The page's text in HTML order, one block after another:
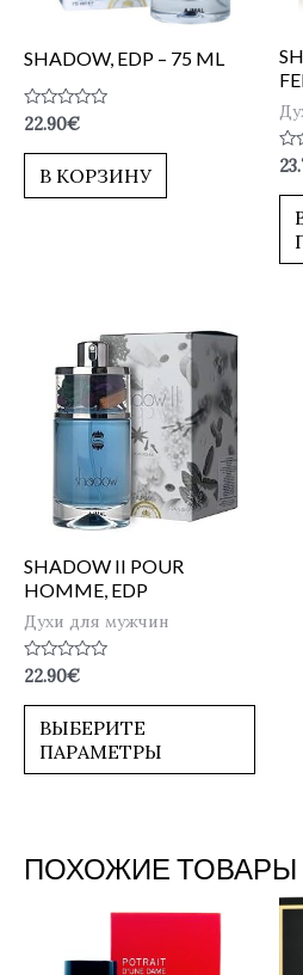
SHADOW, EDP – 75 ML
Оценка
0
из
22.90€
В КОРЗИНУ
0
из
SHADOW II POUR
HOMME, EDP
Духи для мужчин
Оценка
0
из
22.90€
ВЫБЕРИТЕ
ПАРАМЕТРЫ
ПОХОЖИЕ ТОВАРЫ